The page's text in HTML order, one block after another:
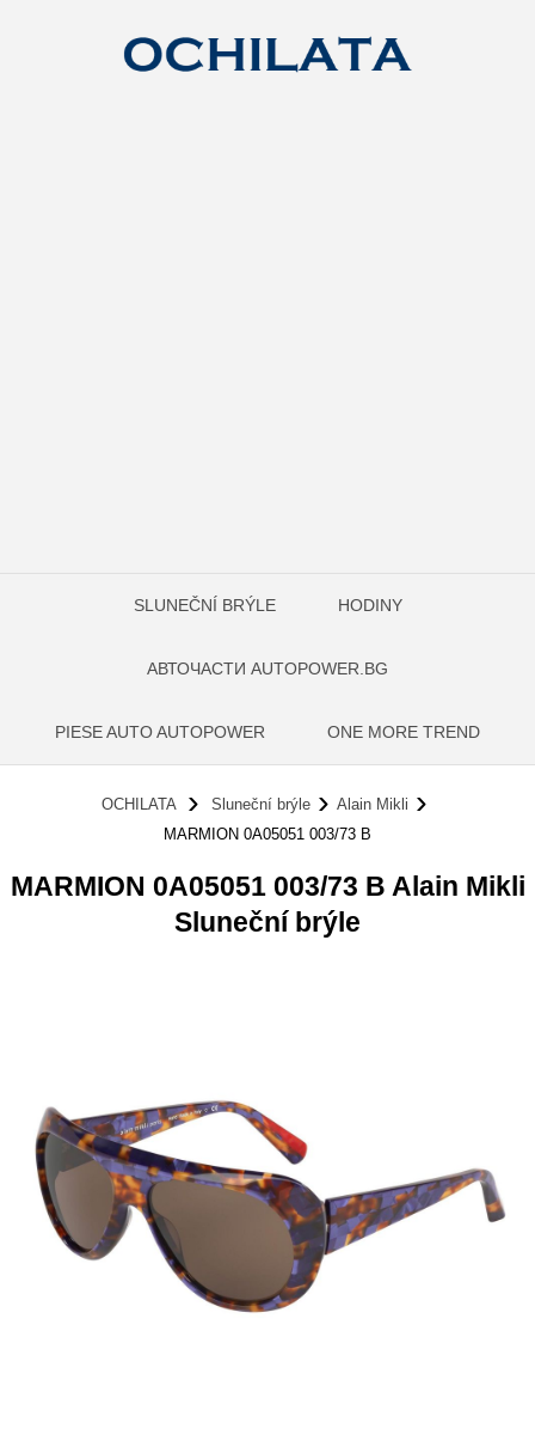
SLUNEČNÍ BRÝLE HODINY
АВТОЧАСТИ AUTOPOWER.BG
PIESE AUTO AUTOPOWER ONE MORE TREND
OCHILATA Sluneční brýle
Alain Mikli
MARMION 0A05051 003/73 B
MARMION 0A05051 003/73 B Alain Mikli
Sluneční brýle